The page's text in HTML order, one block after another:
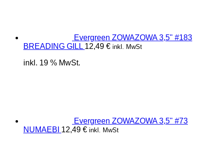
Evergreen ZOWAZOWA 3,5" #183
BREADING GILL 12,49 € inkl. MwSt
inkl. 19 % MwSt.
Evergreen ZOWAZOWA 3,5" #73
NUMAEBI 12,49 € inkl. MwSt